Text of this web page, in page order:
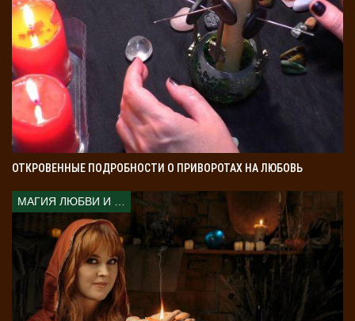
ОТКРОВЕННЫЕ ПОДРОБНОСТИ О ПРИВОРОТАХ НА ЛЮБОВЬ